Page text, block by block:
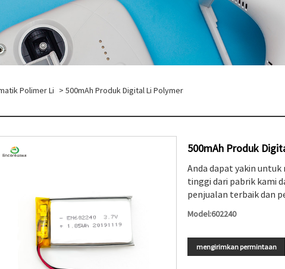
Polimer Li > 500mAh Produk Digital Li Polymer
500mAh Produk
Anda dapat yakin
tinggi dari pabrik kami
penjualan terbaik dan
Model:602240
mengirimkan permintaan